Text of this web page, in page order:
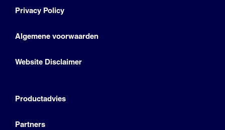
Privacy Policy
Algemene voorwaarden
Website Disclaimer
Productadvies
Partners